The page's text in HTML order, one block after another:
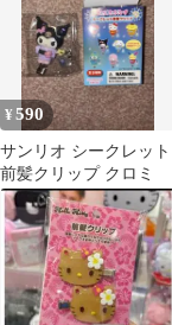
¥590
サンリオ シークレット
前髪クリップ クロミ